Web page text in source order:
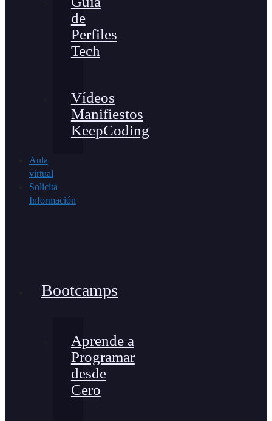
de
Perfiles
Tech
Vídeos
Manifiestos
KeepCoding
Aula
virtual
Solicita
Información
Bootcamps
Aprende a
Programar
desde
Cero